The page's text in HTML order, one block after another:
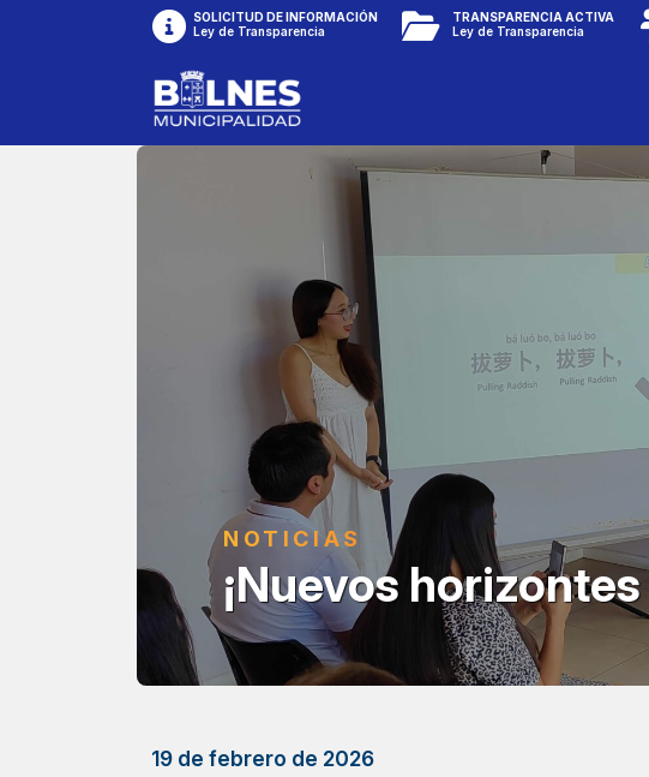
SOLICITUD DE INFORMACIÓN
Ley de Transparencia
TRANSPARENCIA ACTIVA
Ley de Transparencia
NOTICIAS
¡Nuevos
19 de febrero de 2026